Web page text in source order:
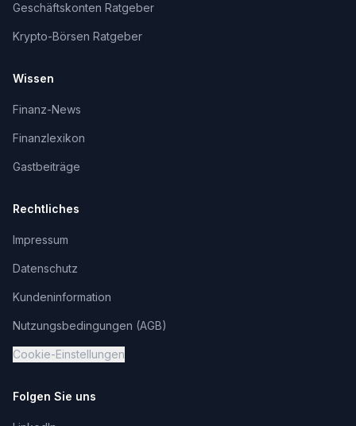
Geschäftskonten Ratgeber
Krypto-Börsen Ratgeber
Wissen
Finanz-News
Finanzlexikon
Gastbeiträge
Rechtliches
Impressum
Datenschutz
Kundeninformation
Nutzungsbedingungen (AGB)
Cookie-Einstellungen
Folgen Sie uns